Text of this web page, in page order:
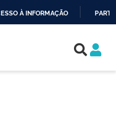
À INFORMAÇÃO